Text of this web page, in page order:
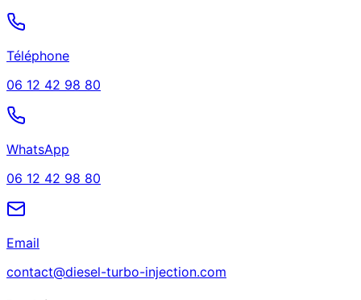
Téléphone
06 12 42 98 80
WhatsApp
06 12 42 98 80
Email
contact@diesel-turbo-injection.com